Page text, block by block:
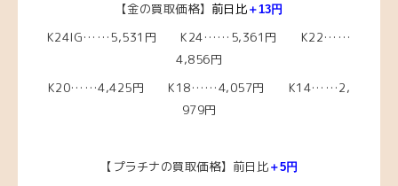
【金の買取価格】 前日比 ＋13円
K24IG……5,531円 K24……5,361円 K22……
4,856円
K20……4,425円 K18……4,057円 K14……2,
979円
【プラチナの買取価格】前日比 ＋5円